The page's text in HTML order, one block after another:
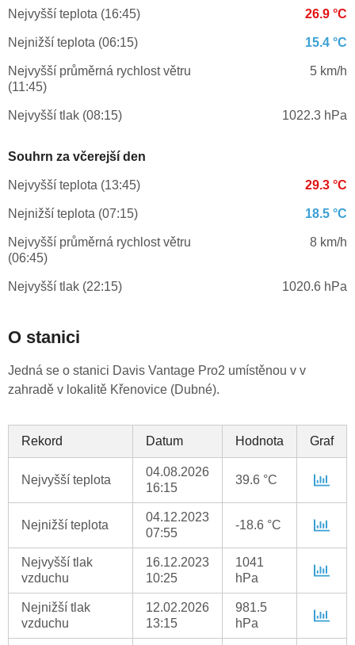
Nejvyšší teplota (16:45) 26.9 °C
Nejnižší teplota (06:15) 15.4 °C
Nejvyšší průměrná rychlost větru
(11:45)
5 km/h
Nejvyšší tlak (08:15) 1022.3 hPa
Souhrn za včerejší den
Nejvyšší teplota (13:45) 29.3 °C
Nejnižší teplota (07:15) 18.5 °C
Nejvyšší průměrná rychlost větru
(06:45)
8 km/h
Nejvyšší tlak (22:15) 1020.6 hPa
O stanici
Jedná se o stanici Davis Vantage Pro2 umístěnou v v
zahradě v lokalitě Křenovice (Dubné).
Rekord Datum Hodnota Graf
Nejvyšší teplota
04.08.2026
16:15
39.6 °C
Nejnižší teplota
04.12.2023
07:55
-18.6 °C
Nejvyšší tlak
vzduchu
16.12.2023
10:25
1041
hPa
Nejnižší tlak
vzduchu
12.02.2026
13:15
981.5
hPa